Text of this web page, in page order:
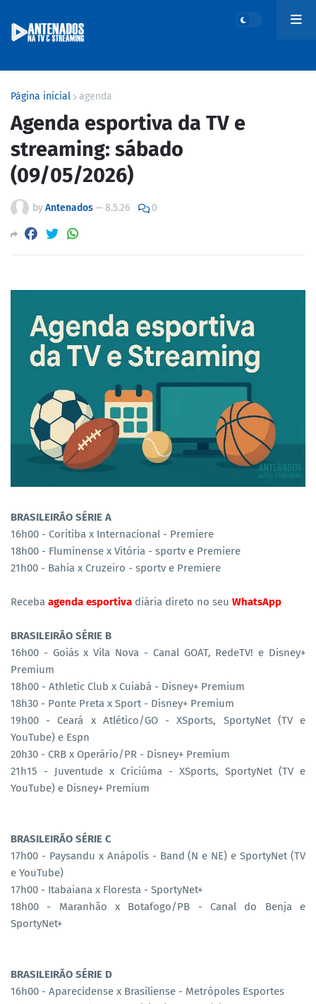
Página inicial agenda
Agenda esportiva da TV e
streaming: sábado
(09/05/2026)
byAntenados—8.5.26 0
BRASILEIRÃO SÉRIE A
16h00 - Coritiba x Internacional - Premiere
18h00 - Fluminense x Vitória - sportv e Premiere
21h00 - Bahia x Cruzeiro - sportv e Premiere
Receba agenda esportiva diária direto no seu WhatsApp
BRASILEIRÃO SÉRIE B
16h00 - Goiás x Vila Nova - Canal GOAT, RedeTV! e Disney+
Premium
18h00 - Athletic Club x Cuiabá - Disney+ Premium
18h30 - Ponte Preta x Sport - Disney+ Premium
19h00 - Ceará x Atlético/GO - XSports, SportyNet (TV e
YouTube) e Espn
20h30 - CRB x Operário/PR - Disney+ Premium
21h15 - Juventude x Criciúma - XSports, SportyNet (TV e
YouTube) e Disney+ Premium
BRASILEIRÃO SÉRIE C
17h00 - Paysandu x Anápolis - Band (N e NE) e SportyNet (TV
e YouTube)
17h00 - Itabaiana x Floresta - SportyNet+
18h00 - Maranhão x Botafogo/PB - Canal do Benja e
SportyNet+
BRASILEIRÃO SÉRIE D
16h00 - Aparecidense x Brasiliense - Metrópoles Esportes